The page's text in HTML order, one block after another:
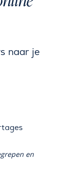
naar je
en